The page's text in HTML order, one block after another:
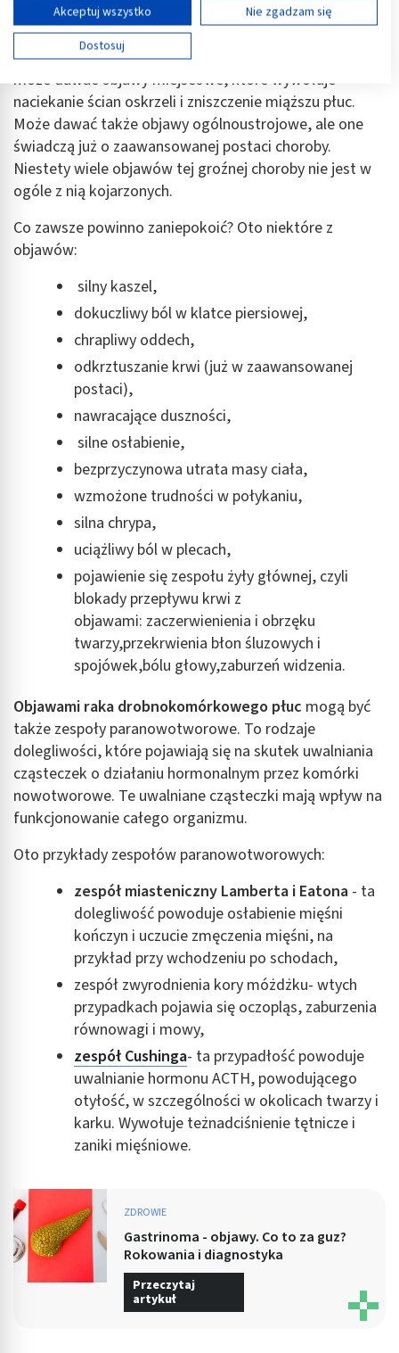
guza w płucach prawie nie wysyła niepokojących
objawów. Pacjent bardzo często, przez długi czas jest
nieświadomy swej choroby. Rak drobnokomórkowy
może dawać objawy miejscowe, które wywołuje
naciekanie ścian oskrzeli i zniszczenie miąższu płuc.
Może dawać także objawy ogólnoustrojowe, ale one
świadczą już o zaawansowanej postaci choroby.
Niestety wiele objawów tej groźnej choroby nie jest w
ogóle z nią kojarzonych.
Co zawsze powinno zaniepokoić? Oto niektóre z
objawów:
silny kaszel,
dokuczliwy ból w klatce piersiowej,
chrapliwy oddech,
odkrztuszanie krwi (już w zaawansowanej
postaci),
nawracające duszności,
silne osłabienie,
bezprzyczynowa utrata masy ciała,
wzmożone trudności w połykaniu,
silna chrypa,
uciążliwy ból w plecach,
pojawienie się zespołu żyły głównej, czyli
blokady przepływu krwi z
objawami: zaczerwienienia i obrzęku
twarzy,przekrwienia błon śluzowych i
spojówek,bólu głowy,zaburzeń widzenia.
Objawami raka drobnokomórkowego płuc mogą być
także zespoły paranowotworowe. To rodzaje
dolegliwości, które pojawiają się na skutek uwalniania
cząsteczek o działaniu hormonalnym przez komórki
nowotworowe. Te uwalniane cząsteczki mają wpływ na
funkcjonowanie całego organizmu.
Oto przykłady zespołów paranowotworowych:
zespół miasteniczny Lamberta i Eatona - ta
dolegliwość powoduje osłabienie mięśni
kończyn i uczucie zmęczenia mięśni, na
przykład przy wchodzeniu po schodach,
zespół zwyrodnienia kory móżdżku- wtych
przypadkach pojawia się oczopląs, zaburzenia
równowagi i mowy,
zespół Cushinga- ta przypadłość powoduje
uwalnianie hormonu ACTH, powodującego
otyłość, w szczególności w okolicach twarzy i
karku. Wywołuje teżnadciśnienie tętnicze i
zaniki mięśniowe.
ZDROWIE
Gastrinoma - objawy. Co to za guz?
Rokowania i diagnostyka
Przeczytaj
artykuł
Wyświetl listę partnerów (11 dostawców IAB)
Używamy Twoich danych w następujących celach:
Cele przetwarzania IAB:
Przechowywanie informacji na urządzeniu lub
dostęp do nich
Wykorzystywanie ograniczonych danych do
wyboru reklam
Tworzenie profili w celu spersonalizowanych
reklam
Wykorzystanie profili do wyboru
spersonalizowanych reklam
Tworzenie profili w celu personalizacji treści
Wykorzystywanie profili w celu doboru
spersonalizowanych treści
Pomiar efektywności reklam
Pomiar efektywności treści
Rozumienie odbiorców dzięki statystyce lub
kombinacji danych z różnych źródeł
Rozwój i ulepszanie usług
Wykorzystywanie ograniczonych danych do
wyboru treści
Funkcje specjalne IAB:
Użycie dokładnych danych geolokalizacyjnych
Identyfikowanie urządzeń na podstawie
aktywnie żądanych informacji
Niezbędne
Wydajność (Performance)
Reklama / śledzenie
Akceptuj wszystko
Nie zgadzam się
Dostosuj